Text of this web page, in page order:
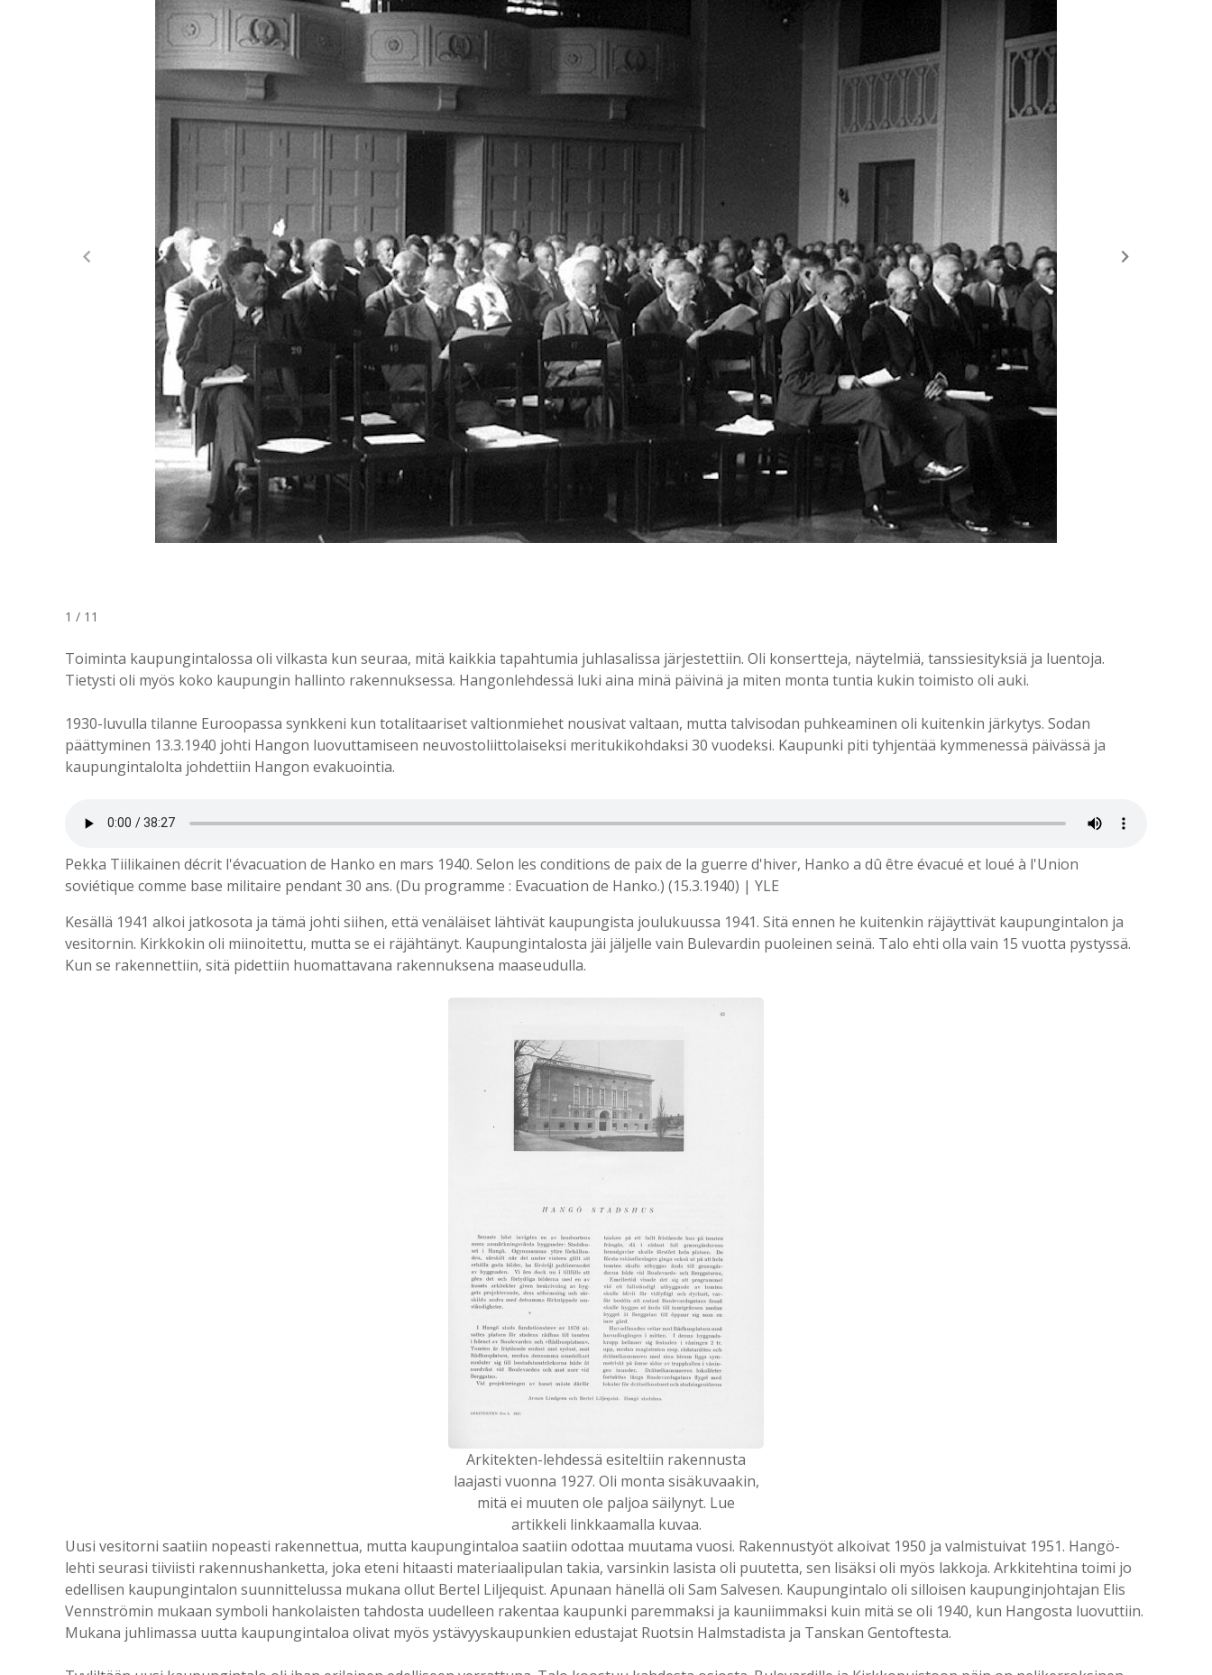
1 / 11
Toiminta kaupungintalossa oli vilkasta kun seuraa, mitä kaikkia tapahtumia juhlasalissa järjestettiin. Oli konsertteja, näytelmiä, tanssiesityksiä ja luentoja.
Tietysti oli myös koko kaupungin hallinto rakennuksessa. Hangonlehdessä luki aina minä päivinä ja miten monta tuntia kukin toimisto oli auki.
1930-luvulla tilanne Euroopassa synkkeni kun totalitaariset valtionmiehet nousivat valtaan, mutta talvisodan puhkeaminen oli kuitenkin järkytys. Sodan
päättyminen 13.3.1940 johti Hangon luovuttamiseen neuvostoliittolaiseksi meritukikohdaksi 30 vuodeksi. Kaupunki piti tyhjentää kymmenessä päivässä ja
kaupungintalolta johdettiin Hangon evakuointia.
Pekka Tiilikainen décrit l'évacuation de Hanko en mars 1940. Selon les conditions de paix de la guerre d'hiver, Hanko a dû être évacué et loué à l'Union
soviétique comme base militaire pendant 30 ans. (Du programme : Evacuation de Hanko.) (15.3.1940) | YLE
Kesällä 1941 alkoi jatkosota ja tämä johti siihen, että venäläiset lähtivät kaupungista joulukuussa 1941. Sitä ennen he kuitenkin räjäyttivät kaupungintalon ja
vesitornin. Kirkkokin oli miinoitettu, mutta se ei räjähtänyt. Kaupungintalosta jäi jäljelle vain Bulevardin puoleinen seinä. Talo ehti olla vain 15 vuotta pystyssä.
Kun se rakennettiin, sitä pidettiin huomattavana rakennuksena maaseudulla.
Arkitekten-lehdessä esiteltiin rakennusta
laajasti vuonna 1927. Oli monta sisäkuvaakin,
mitä ei muuten ole paljoa säilynyt. Lue
artikkeli linkkaamalla kuvaa.
Uusi vesitorni saatiin nopeasti rakennettua, mutta kaupungintaloa saatiin odottaa muutama vuosi. Rakennustyöt alkoivat 1950 ja valmistuivat 1951. Hangö-
lehti seurasi tiiviisti rakennushanketta, joka eteni hitaasti materiaalipulan takia, varsinkin lasista oli puutetta, sen lisäksi oli myös lakkoja. Arkkitehtina toimi jo
edellisen kaupungintalon suunnittelussa mukana ollut Bertel Liljequist. Apunaan hänellä oli Sam Salvesen. Kaupungintalo oli silloisen kaupunginjohtajan Elis
Vennströmin mukaan symboli hankolaisten tahdosta uudelleen rakentaa kaupunki paremmaksi ja kauniimmaksi kuin mitä se oli 1940, kun Hangosta luovuttiin.
Mukana juhlimassa uutta kaupungintaloa olivat myös ystävyyskaupunkien edustajat Ruotsin Halmstadista ja Tanskan Gentoftesta.